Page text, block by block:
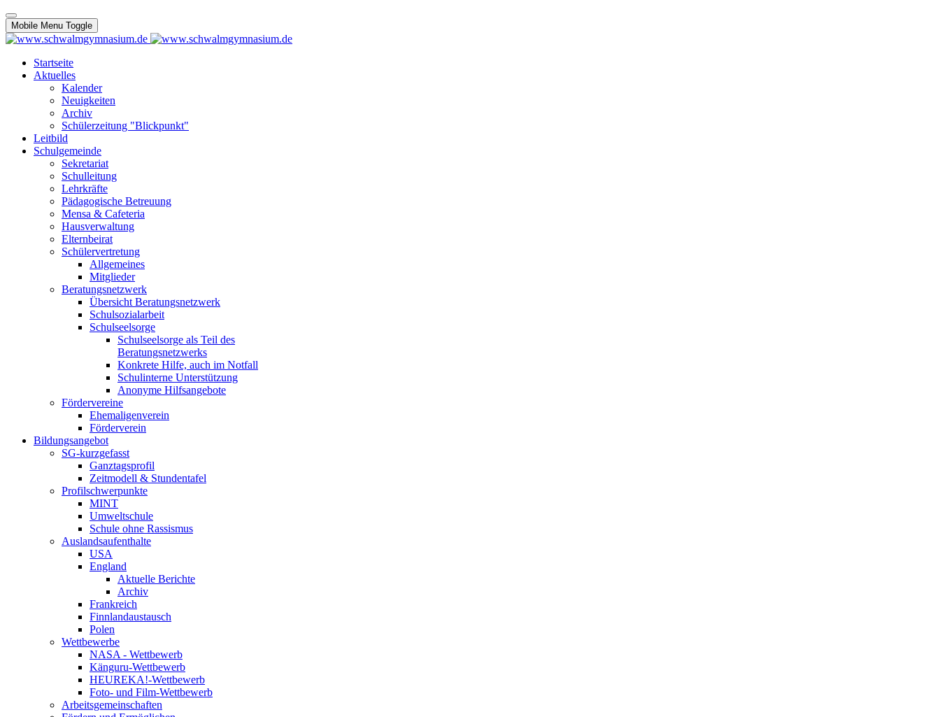
Mobile Menu Toggle
Startseite
Aktuelles
Kalender
Neuigkeiten
Archiv
Schülerzeitung "Blickpunkt"
Leitbild
Schulgemeinde
Sekretariat
Schulleitung
Lehrkräfte
Pädagogische Betreuung
Mensa & Cafeteria
Hausverwaltung
Elternbeirat
Schülervertretung
Allgemeines
Mitglieder
Beratungsnetzwerk
Übersicht Beratungsnetzwerk
Schulsozialarbeit
Schulseelsorge
Schulseelsorge als Teil des
Beratungsnetzwerks
Konkrete Hilfe, auch im Notfall
Schulinterne Unterstützung
Anonyme Hilfsangebote
Fördervereine
Ehemaligenverein
Förderverein
Bildungsangebot
SG-kurzgefasst
Ganztagsprofil
Zeitmodell & Stundentafel
Profilschwerpunkte
MINT
Umweltschule
Schule ohne Rassismus
Auslandsaufenthalte
USA
England
Aktuelle Berichte
Archiv
Frankreich
Finnlandaustausch
Polen
Wettbewerbe
NASA - Wettbewerb
Känguru-Wettbewerb
HEUREKA!-Wettbewerb
Foto- und Film-Wettbewerb
Arbeitsgemeinschaften